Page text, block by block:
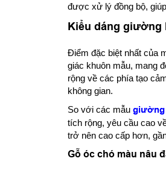
được xử lý đồng bộ,
Kiểu dáng giường
Điểm đặc biệt nhất của
giác khuôn mẫu, mang
rộng về các phía tạo
không gian.
So với các mẫu giường
tích rộng, yêu cầu cao
trở nên cao cấp hơn,
Gỗ óc chó màu nâu